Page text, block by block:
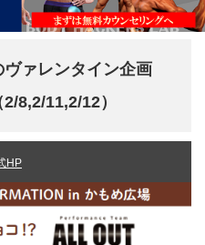
ヴァレンタイン企画
8,2/11,2/12）
HP